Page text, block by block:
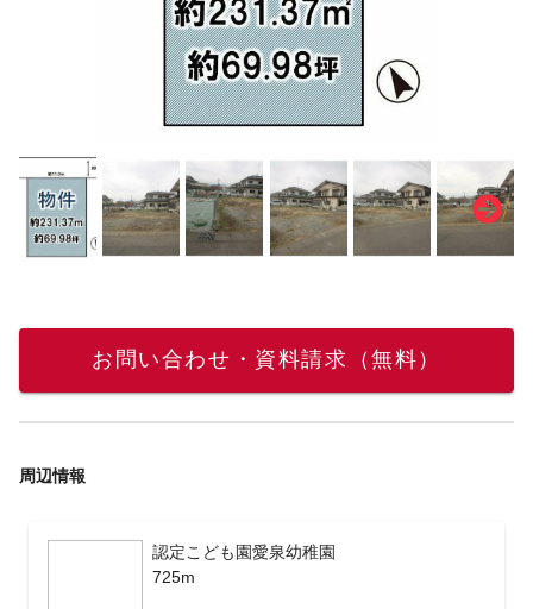
お問い合わせ・資料請求（無料）
周辺情報
認定こども園愛泉幼稚園
725m